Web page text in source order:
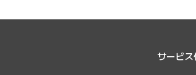
サービス